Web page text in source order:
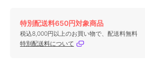
特別配送料650円対象商品
税込8,000円以上のお買い物で、配送料無料
特別配送料について